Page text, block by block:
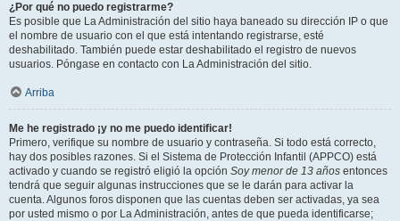
¿Por qué no puedo registrarme?
Es posible que La Administración del sitio haya baneado su dirección IP o que
el nombre de usuario con el que está intentando registrarse, esté
deshabilitado. También puede estar deshabilitado el registro de nuevos
usuarios. Póngase en contacto con La Administración del sitio.
Arriba
Me he registrado ¡y no me puedo identificar!
Primero, verifique su nombre de usuario y contraseña. Si todo está correcto,
hay dos posibles razones. Si el Sistema de Protección Infantil (APPCO) está
activado y cuando se registró eligió la opción Soy menor de 13 años entonces
tendrá que seguir algunas instrucciones que se le darán para activar la
cuenta. Algunos foros disponen que las cuentas deben ser activadas, ya sea
por usted mismo o por La Administración, antes de que pueda identificarse;